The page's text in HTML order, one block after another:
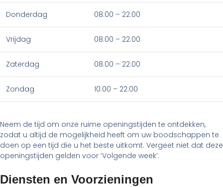
Donderdag 08:00 – 22:00
Vrijdag 08:00 – 22:00
Zaterdag 08:00 – 22:00
Zondag 10:00 – 22:00
Neem de tijd om onze ruime openingstijden te ontdekken,
zodat u altijd de mogelijkheid heeft om uw boodschappen te
doen op een tijd die u het beste uitkomt. Vergeet niet dat deze
openingstijden gelden voor ‘Volgende week’.
Diensten en Voorzieningen